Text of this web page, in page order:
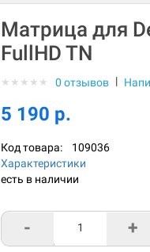
Матрица для
FullHD TN
★ ★ ★ ★ ★ 0 отзывов |
5 190 р.
Код товара: 109036
Характеристики
есть в наличии
- +